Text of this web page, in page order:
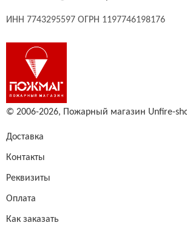
ИНН 7743295597 ОГРН 1197746198176
© 2006-2026, Пожарный магазин Unfire-
Доставка
Контакты
Реквизиты
Оплата
Как заказать